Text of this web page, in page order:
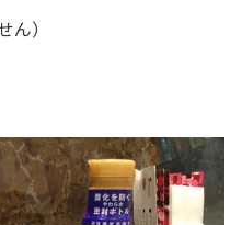
ん）